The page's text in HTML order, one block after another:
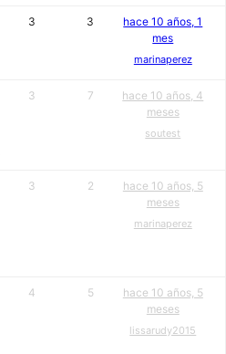
3 3
hace 10 años, 1
mes
marinaperez
3 7
hace 10 años, 4
meses
soutest
3 2
hace 10 años, 5
meses
marinaperez
4 5
hace 10 años, 5
meses
lissarudy2015